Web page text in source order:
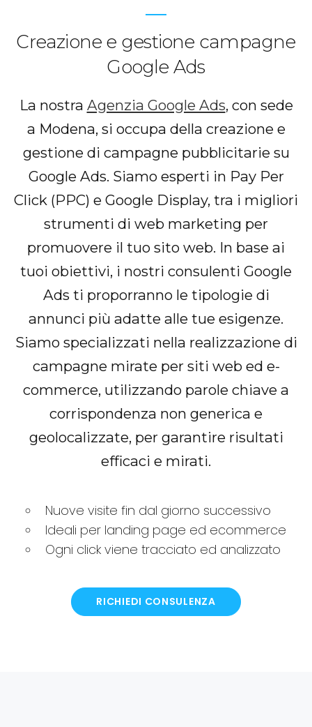
Creazione e gestione campagne
Google Ads
La nostra Agenzia Google Ads, con sede
a Modena, si occupa della creazione e
gestione di campagne pubblicitarie su
Google Ads. Siamo esperti in Pay Per
Click (PPC) e Google Display, tra i migliori
strumenti di web marketing per
promuovere il tuo sito web. In base ai
tuoi obiettivi, i nostri consulenti Google
Ads ti proporranno le tipologie di
annunci più adatte alle tue esigenze.
Siamo specializzati nella realizzazione di
campagne mirate per siti web ed e-
commerce, utilizzando parole chiave a
corrispondenza non generica e
geolocalizzate, per garantire risultati
efficaci e mirati.
Nuove visite fin dal giorno successivo
Ideali per landing page ed ecommerce
Ogni click viene tracciato ed analizzato
RICHIEDI CONSULENZA